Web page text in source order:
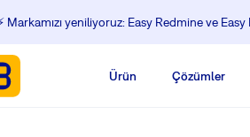
Markamızı yeniliyoruz: Easy Redmine ve
Ürün Çözümler